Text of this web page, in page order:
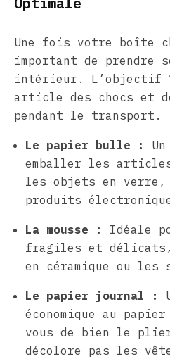
Une fois votre boîte
important de prendre
intérieur. L’objectif
article des chocs et
pendant le transport.
Le papier bulle :
emballer les
les objets en
produits
La mousse :
Idéale
fragiles et délicats,
en céramique ou les
Le papier journal :
économique au
vous de bien le
décolore pas les